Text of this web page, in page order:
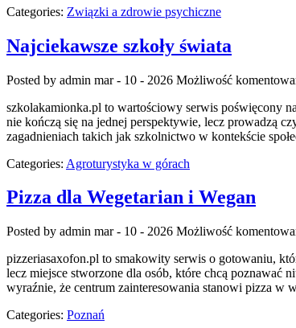
Categories: Związki a zdrowie psychiczne
Najciekawsze szkoły świata
Posted by admin mar - 10 - 2026 Możliwość
szkolakamionka.pl to wartościowy serwis poświęcony
nie kończą się na jednej perspektywie, lecz prowadzą
zagadnieniach takich jak szkolnictwo w kontekście
Categories: Agroturystyka w górach
Pizza dla Wegetarian i Wegan
Posted by admin mar - 10 - 2026 Możliwość
pizzeriasaxofon.pl to smakowity serwis o gotowaniu,
lecz miejsce stworzone dla osób, które chcą poznawać
wyraźnie, że centrum zainteresowania stanowi pizza w
Categories: Poznań